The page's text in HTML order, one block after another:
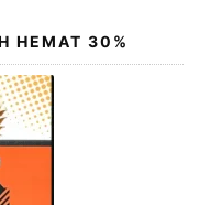
HEMAT 30%